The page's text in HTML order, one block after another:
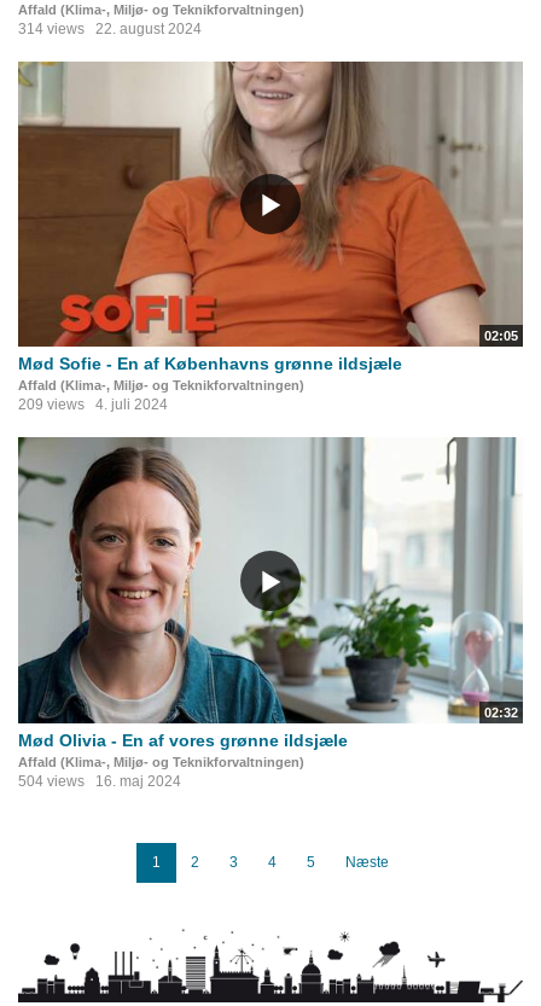
Affald (Klima-, Miljø- og Teknikforvaltningen)
314 views 22. august 2024
02:05
Mød Sofie - En af Københavns grønne ildsjæle
Affald (Klima-, Miljø- og Teknikforvaltningen)
209 views 4. juli 2024
02:32
Mød Olivia - En af vores grønne ildsjæle
Affald (Klima-, Miljø- og Teknikforvaltningen)
504 views 16. maj 2024
1 2 3 4 5 Næste